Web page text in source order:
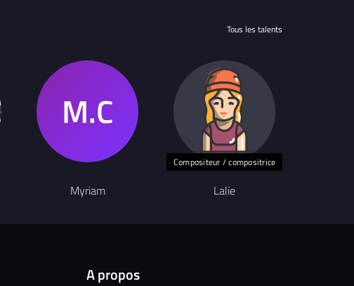
Tous les talents
Myriam
Compositeur / compositrice
Lalie
A propos